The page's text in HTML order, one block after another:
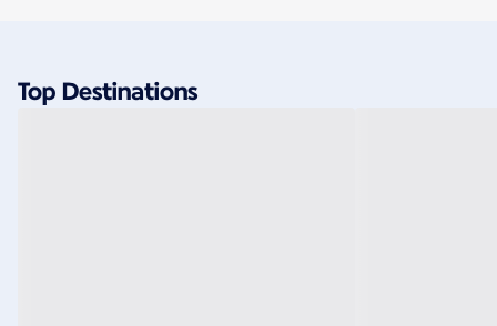
Top Destinations